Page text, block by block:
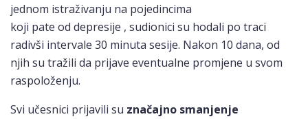
jednom istraživanju na pojedincima
koji pate od depresije , sudionici su hodali po traci
radivši intervale 30 minuta sesije. Nakon 10 dana, od
njih su tražili da prijave eventualne promjene u svom
raspoloženju.
Svi učesnici prijavili su značajno smanjenje